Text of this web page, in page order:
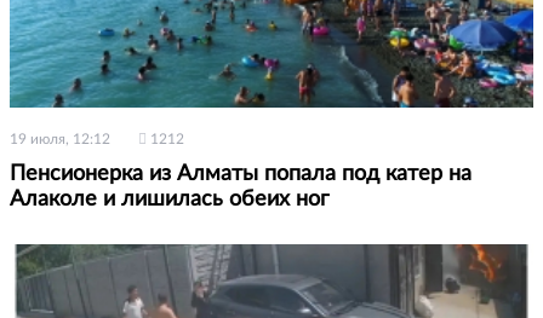
19 июля, 12:12 1212
Пенсионерка из Алматы попала под катер на
Алаколе и лишилась обеих ног